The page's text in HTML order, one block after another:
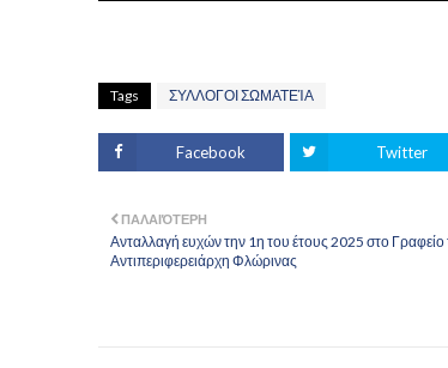
Tags ΣΥΛΛΟΓΟΙ ΣΩΜΑΤΕΊΑ
Facebook Twitter
ΠΑΛΑΙΌΤΕΡΗ
Ανταλλαγή ευχών την 1η του έτους 2025 στο Γραφείο
Αντιπεριφερειάρχη Φλώρινας